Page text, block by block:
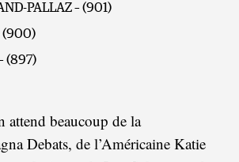
PALLAZ – (901)
(900)
(897)
attend beaucoup de la
Debats, de l’Américaine Katie